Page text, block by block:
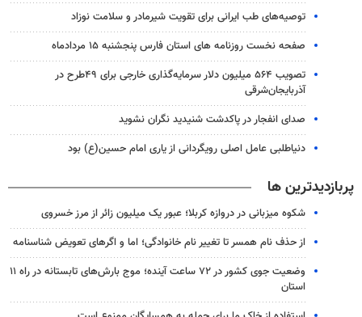
توصیه‌های طب ایرانی برای تقویت شیرمادر و سلامت نوزاد
صفحه نخست روزنامه های استان فارس پنجشنبه ۱۵ مردادماه
تصویب ۵۶۴ میلیون دلار سرمایه‌گذاری خارجی برای ۴۹طرح در
آذربایجان‌شرقی
صدای انفجار در پاکدشت شنیدید نگران نشوید
دنیاطلبی عامل اصلی رویگردانی از یاری امام حسین(ع) بود
پربازدیدترین ها
شکوه میزبانی در دروازه کربلا؛ عبور یک میلیون زائر از مرز خسروی
از حذف نام همسر تا تغییر نام خانوادگی؛ اما و اگرهای تعویض شناسنامه
وضعیت جوی کشور در ۷۲ ساعت آینده؛ موج بارش‌های تابستانه در راه ۱۱
استان